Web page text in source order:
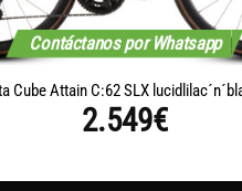
Contáctanos por Whatsapp
Cube Attain C:62 SLX
2.549€